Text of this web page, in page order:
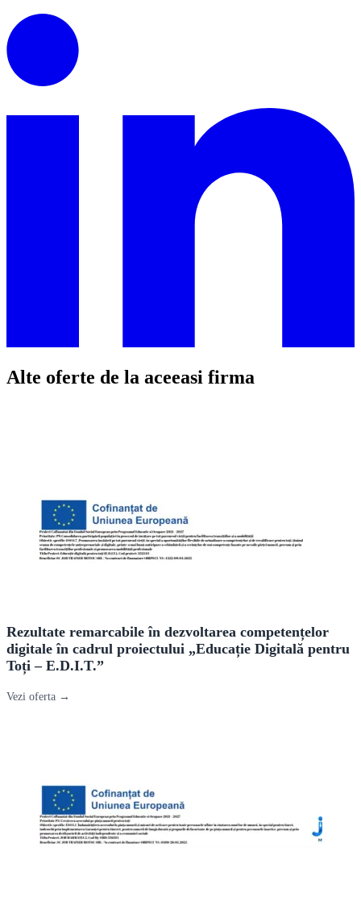
Alte oferte de la aceeasi firma
Rezultate remarcabile în dezvoltarea competențelor
digitale în cadrul proiectului „Educație Digitală pentru
Toți – E.D.I.T.”
Vezi oferta →